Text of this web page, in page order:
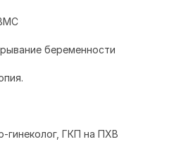
беременности
гинеколог, ГКП на ПХВ